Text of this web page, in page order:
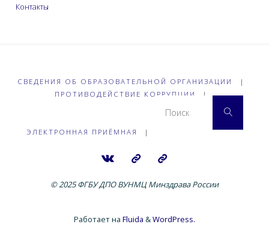
Контакты
СВЕДЕНИЯ ОБ ОБРАЗОВАТЕЛЬНОЙ ОРГАНИЗАЦИИ
|
ПРОТИВОДЕЙСТВИЕ КОРРУПЦИИ
|
ЭЛЕКТРОННАЯ ПРИЁМНАЯ |
Поиск
© 2025 ФГБУ ДПО ВУНМЦ Минздрава России
Работает на Fluida &WordPress.